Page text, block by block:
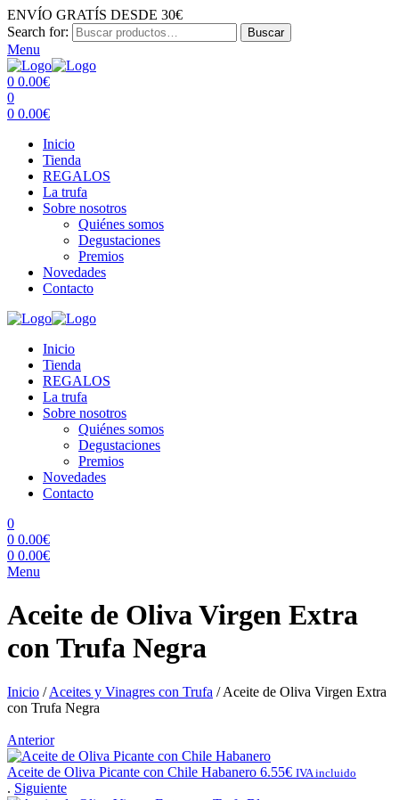
ENVÍO GRATÍS DESDE 30€
Search for:
Buscar
Menu
0 0.00€
0
0 0.00€
Inicio
Tienda
REGALOS
La trufa
Sobre nosotros
Quiénes somos
Degustaciones
Premios
Novedades
Contacto
Inicio
Tienda
REGALOS
La trufa
Sobre nosotros
Quiénes somos
Degustaciones
Premios
Novedades
Contacto
0
0 0.00€
0 0.00€
Menu
Aceite de Oliva Virgen Extra
con Trufa Negra
Inicio /Aceites y Vinagres con Trufa /Aceite de Oliva Virgen Extra
con Trufa Negra
Anterior
Aceite de Oliva Picante con Chile Habanero 6.55€ IVA incluido
. Siguiente